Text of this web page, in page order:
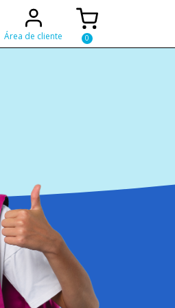
Área de cliente